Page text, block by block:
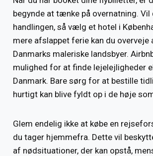
begynde at tænke på overnatning.
handlingen, så vælg et hotel i
mere afslappet ferie kan du overveje
Danmarks maleriske landsbyer.
mulighed for at finde lejelejligheder
Danmark. Bare sørg for at bestille
hurtigt kan blive fyldt op i de høje
Glem endelig ikke at købe en
du tager hjemmefra. Dette vil
af nødsituationer, der kan opstå,